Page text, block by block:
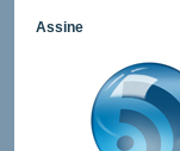
Assine